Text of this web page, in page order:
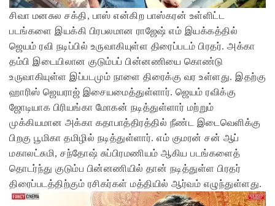
சிவா மனசுல சக்தி, பாஸ் என்கிற பாஸ்கரன் உள்ளிட்ட
படங்களை இயக்கி பிரபலமான ராஜேஷ் எம் இயக்கத்தில்
ஜெயம் ரவி நடிப்பில் உருவாகியுள்ள திரைப்படம் பிரதர். அக்கா
தம்பி இடையிலான குடும்பப் பின்னணியை கொண்டு
உருவாகியுள்ள இப்படமும் நாளை திரைக்கு வர உள்ளது. இதற்கு
ஹாரிஸ் ஜெயராஜ் இசையமைத்துள்ளார். ஜெயம் ரவிக்கு
ஜோடியாக பிரியங்கா மோகன் நடித்துள்ளார் மற்றும்
முக்கியமான அக்கா கதாபாத்திரத்தில் நீண்ட இடைவெளிக்கு
பிறகு பூமிகா தமிழில் நடித்துள்ளார். எம் குமரன் சன் ஆப்
மகாலட்சுமி, சந்தோஷ் சுப்பிரமணியம் ஆகிய படங்களைத்
தொடர்ந்து குடும்ப பின்னணியில் தான் நடித்துள்ள பிரதர்
திரைப்படத்திற்கும் ரசிகர்கள் மத்தியில் ஆர்வம் எழுந்துள்ளது.